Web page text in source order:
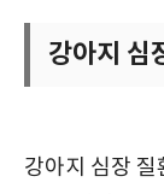
강아지 심
강아지 심장 질